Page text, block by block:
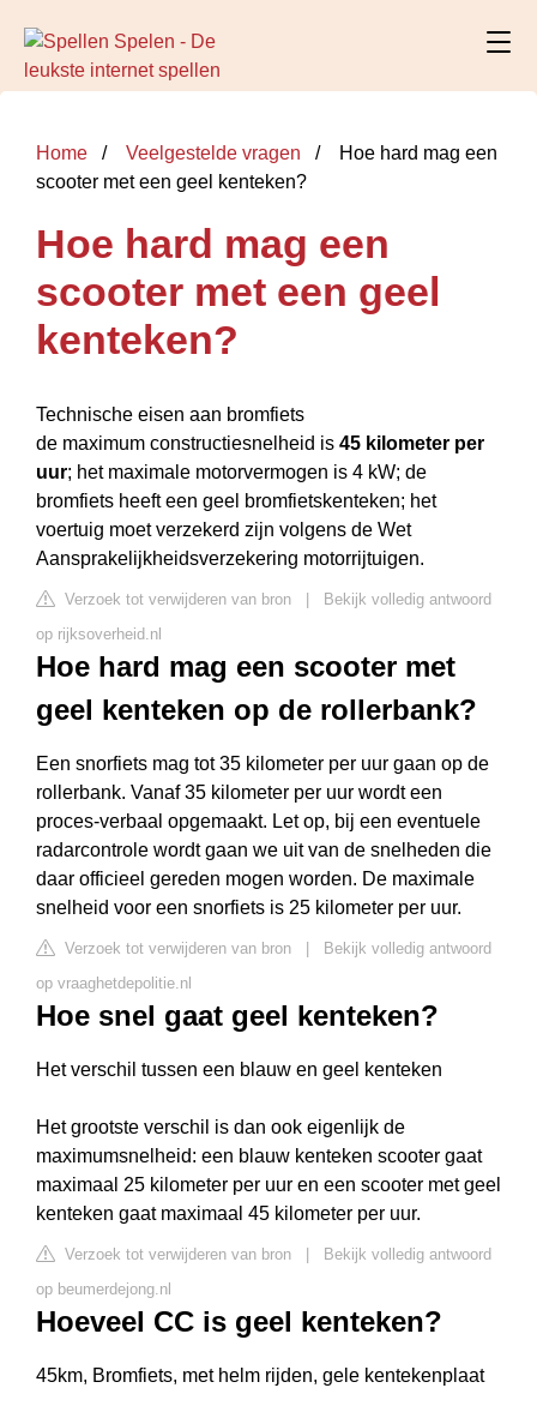
Home Veelgestelde vragen
Hoe hard mag een
scooter met een geel kenteken?
Hoe hard mag een
scooter met een geel
kenteken?
Technische eisen aan bromfiets
de maximum constructiesnelheid is 45 kilometer per
uur; het maximale motorvermogen is 4 kW; de
bromfiets heeft een geel bromfietskenteken; het
voertuig moet verzekerd zijn volgens de Wet
Aansprakelijkheidsverzekering motorrijtuigen.
Verzoek tot verwijderen van bron
Bekijk volledig antwoord
op rijksoverheid.nl
Hoe hard mag een scooter met
geel kenteken op de rollerbank?
Een snorfiets mag tot 35 kilometer per uur gaan op de
rollerbank. Vanaf 35 kilometer per uur wordt een
proces-verbaal opgemaakt. Let op, bij een eventuele
radarcontrole wordt gaan we uit van de snelheden die
daar officieel gereden mogen worden. De maximale
snelheid voor een snorfiets is 25 kilometer per uur.
Verzoek tot verwijderen van bron
Bekijk volledig antwoord
op vraaghetdepolitie.nl
Hoe snel gaat geel kenteken?
Het verschil tussen een blauw en geel kenteken
Het grootste verschil is dan ook eigenlijk de
maximumsnelheid: een blauw kenteken scooter gaat
maximaal 25 kilometer per uur en een scooter met geel
kenteken gaat maximaal 45 kilometer per uur.
Verzoek tot verwijderen van bron
Bekijk volledig antwoord
op beumerdejong.nl
Hoeveel CC is geel kenteken?
45km, Bromfiets, met helm rijden, gele kentekenplaat